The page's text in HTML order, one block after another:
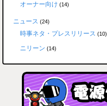
オーナー向け (14)
ニュース (24)
時事ネタ・プレスリリース (10)
ニリーン (14)